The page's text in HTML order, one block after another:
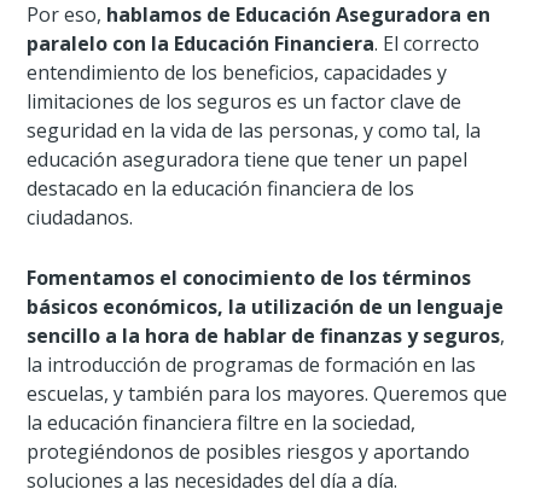
Por eso, hablamos de Educación Aseguradora en
paralelo con la Educación Financiera. El correcto
entendimiento de los beneficios, capacidades y
limitaciones de los seguros es un factor clave de
seguridad en la vida de las personas, y como tal, la
educación aseguradora tiene que tener un papel
destacado en la educación financiera de los
ciudadanos.
Fomentamos el conocimiento de los términos
básicos económicos, la utilización de un lenguaje
sencillo a la hora de hablar de finanzas y seguros,
la introducción de programas de formación en las
escuelas, y también para los mayores. Queremos que
la educación financiera filtre en la sociedad,
protegiéndonos de posibles riesgos y aportando
soluciones a las necesidades del día a día.